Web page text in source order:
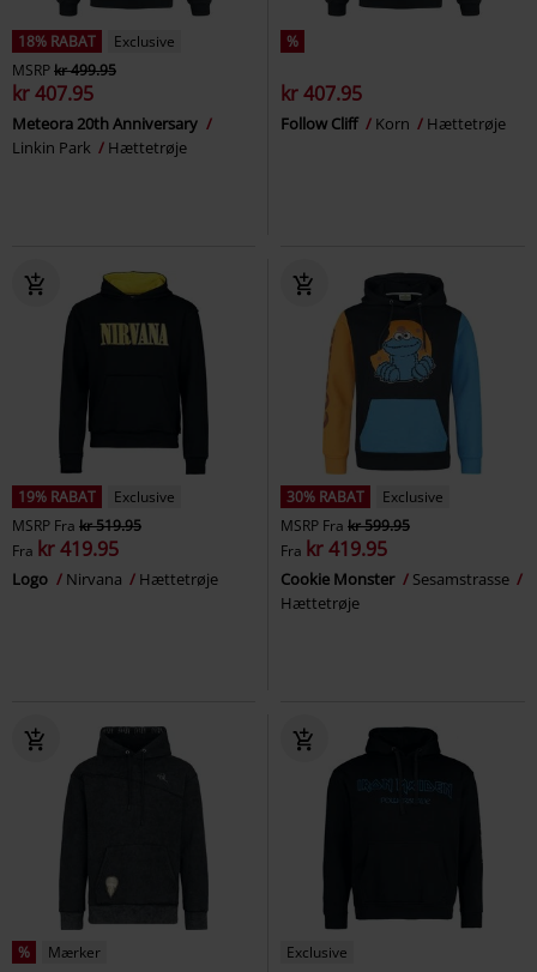
18% RABAT
Exclusive
MSRPkr 499.95
kr 407.95
Meteora 20th Anniversary
Linkin Park
Hættetrøje
%
kr 407.95
Follow Cliff Korn Hættetrøje
19% RABAT
Exclusive
MSRP Fra kr 519.95
Fra kr 419.95
Logo Nirvana Hættetrøje
30% RABAT
Exclusive
MSRP Fra kr 599.95
Fra kr 419.95
Cookie Monster
Sesamstrasse
Hættetrøje
% Mærker
Exclusive